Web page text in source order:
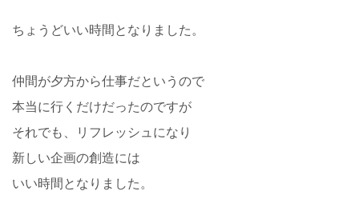
ちょうどいい時間となりました。
仲間が夕方から仕事だというので
本当に行くだけだったのですが
それでも、リフレッシュになり
新しい企画の創造には
いい時間となりました。